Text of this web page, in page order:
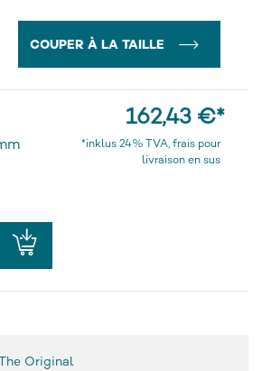
COUPER À LA TAILLE
162,43 €*
*inklus 24% TVA, frais pour
livraison en sus
Original